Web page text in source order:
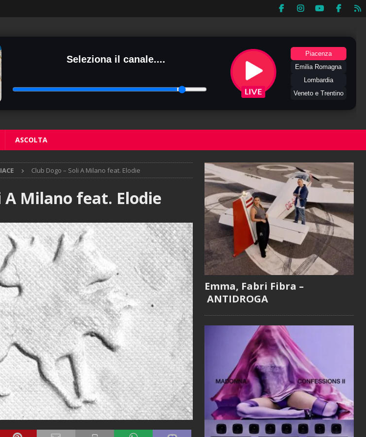
Seleziona il canale....
Piacenza
Emilia Romagna
Lombardia
Veneto e Trentino
ASCOLTA
Club Dogo – Soli A Milano feat. Elodie
A Milano feat. Elodie
Emma, Fabri Fibra –
ANTIDROGA